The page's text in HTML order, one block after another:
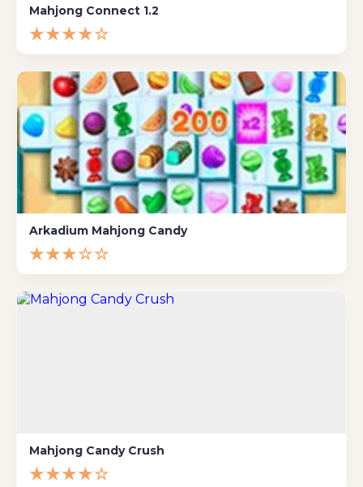
Mahjong Connect 1.2
★★★★☆
Arkadium Mahjong Candy
★★★☆☆
Mahjong Candy Crush
★★★★☆